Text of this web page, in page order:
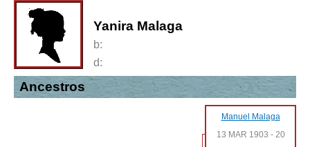
Yanira Malaga
b:
d:
Ancestros
Manuel Malaga
13 MAR 1903 - 20